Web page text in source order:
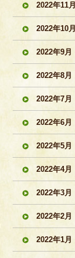
2022年11月
2022年10月
2022年9月
2022年8月
2022年7月
2022年6月
2022年5月
2022年4月
2022年3月
2022年2月
2022年1月